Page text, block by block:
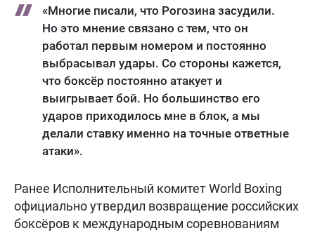
«Многие писали, что Рогозина засудили.
Но это мнение связано с тем, что он
работал первым номером и постоянно
выбрасывал удары. Со стороны кажется,
что боксёр постоянно атакует и
выигрывает бой. Но большинство его
ударов приходилось мне в блок, а мы
делали ставку именно на точные ответные
атаки».
Ранее Исполнительный комитет World Boxing
официально утвердил возвращение российских
боксёров к международным соревнованиям